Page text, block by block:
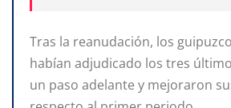
Tras la reanudación, los
habían adjudicado los tres
un paso adelante y mejoraron